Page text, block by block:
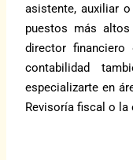
asistente, auxiliar
puestos más
director financiero
contabilidad
especializarte en
Revisoría fiscal o